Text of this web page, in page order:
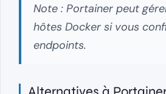
Note : Portainer peut
hôtes Docker si vous
endpoints.